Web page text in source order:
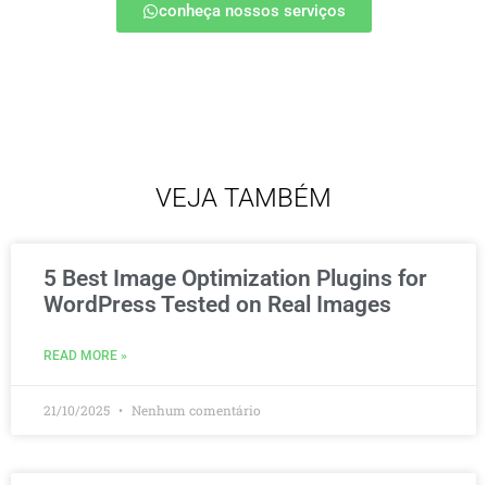
conheça nossos serviços
VEJA TAMBÉM
5 Best Image Optimization Plugins for
WordPress Tested on Real Images
READ MORE »
21/10/2025 Nenhum comentário